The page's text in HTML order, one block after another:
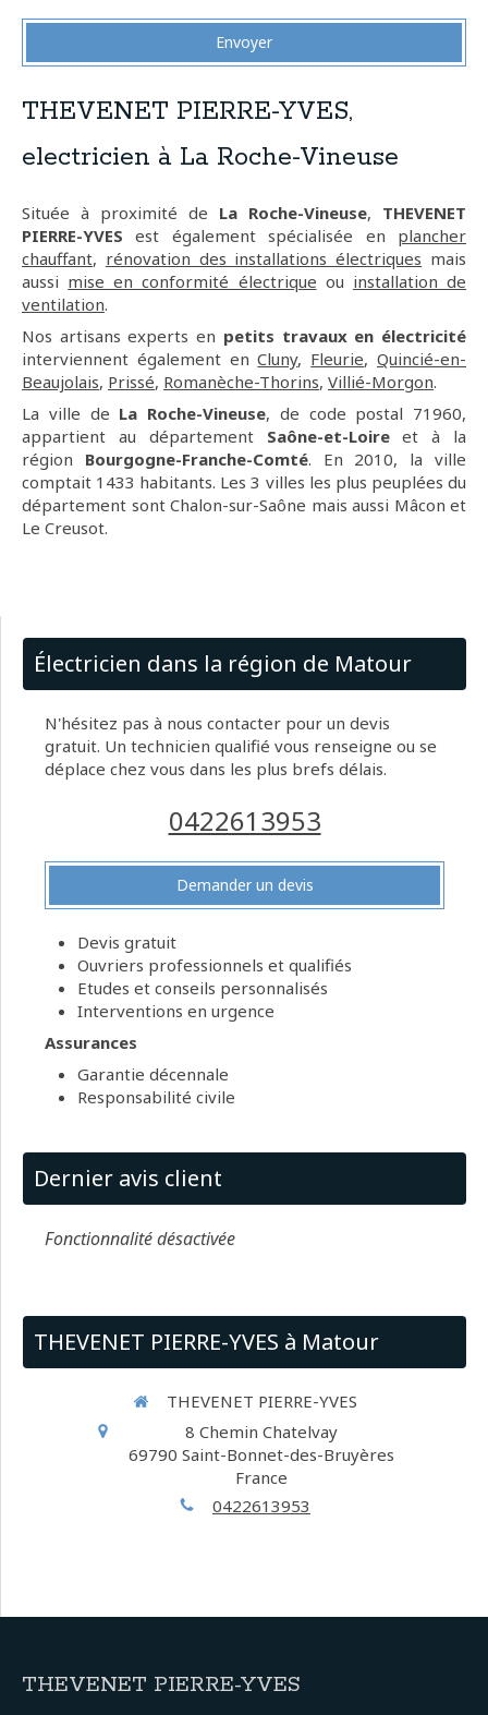
Envoyer
THEVENET PIERRE-YVES,
electricien à La Roche-Vineuse
Située à proximité de La Roche-Vineuse, THEVENET
PIERRE-YVES est également spécialisée en plancher
chauffant, rénovation des installations électriques mais
aussi mise en conformité électrique ou installation de
ventilation.
Nos artisans experts en petits travaux en électricité
interviennent également enCluny, Fleurie,Quincié-en-
Beaujolais, Prissé, Romanèche-Thorins, Villié-Morgon.
La ville de La Roche-Vineuse, de code postal 71960,
appartient au département Saône-et-Loireet à la
région Bourgogne-Franche-Comté. En 2010, la ville
comptait 1433 habitants. Les 3 villes les plus peuplées du
département sont Chalon-sur-Saône mais aussi Mâcon et
Le Creusot.
Électricien dans la région de Matour
N'hésitez pas à nous contacter pour un devis
gratuit. Un technicien qualifié vous renseigne ou se
déplace chez vous dans les plus brefs délais.
0422613953
Demander un devis
Devis gratuit
Ouvriers professionnels et qualifiés
Etudes et conseils personnalisés
Interventions en urgence
Assurances
Garantie décennale
Responsabilité civile
Dernier avis client
Fonctionnalité désactivée
THEVENET PIERRE-YVES à Matour
THEVENET PIERRE-YVES
8 Chemin Chatelvay
69790 Saint-Bonnet-des-Bruyères
France
0422613953
THEVENET PIERRE-YVES